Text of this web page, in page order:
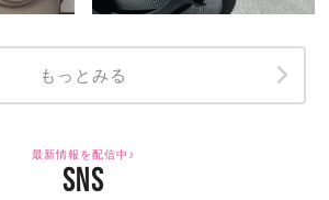
もっとみる
最新情報を配信中♪
SNS